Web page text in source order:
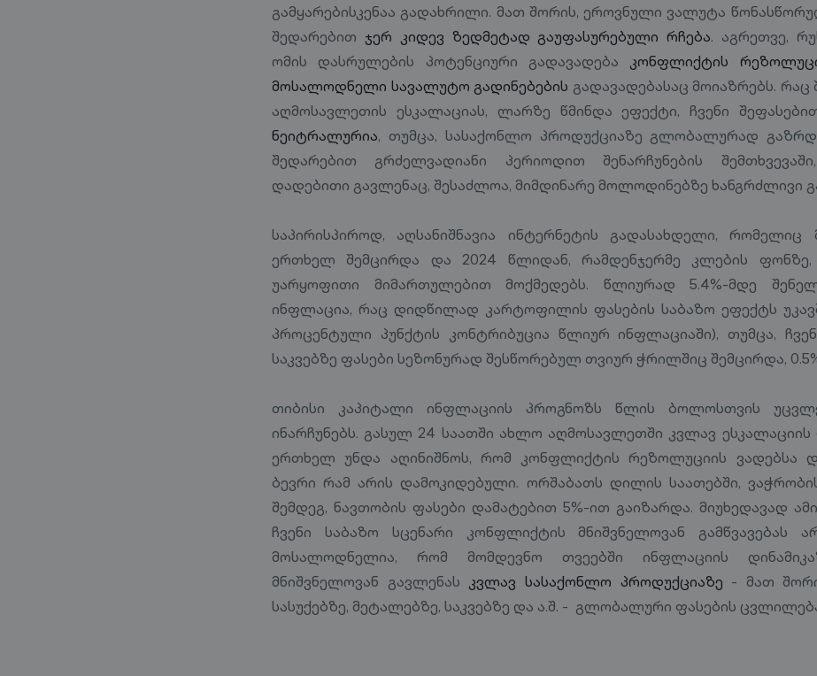
გამყარებისკენაა გადახრილი. მათ შორის, ეროვნული ვალუტა
შედარებით ჯერ კიდევ ზედმეტად გაუფასურებული რჩება. აგრეთვე,
ომის დასრულების პოტენციური გადავადებაკონფლიქტის
მოსალოდნელი სავალუტო გადინებების გადავადებასაც მოიაზრებს. რაც
აღმოსავლეთის ესკალაციას, ლარზე წმინდა ეფექტი, ჩვენი
ნეიტრალურია, თუმცა, სასაქონლო პროდუქციაზე გლობალურად
შედარებით გრძელვადიანი პერიოდით შენარჩუნების
დადებითი გავლენაც, შესაძლოა, მიმდინარე მოლოდინებზე ხანგრძლივი
საპირისპიროდ, აღსანიშნავია ინტერნეტის გადასახდელი, რომელიც
ერთხელ შემცირდა და 2024 წლიდან, რამდენჯერმე კლების ფონზე,
უარყოფითი მიმართულებით მოქმედებს. წლიურად 5.4%-მდე
ინფლაცია, რაც დიდწილად კარტოფილის ფასების საბაზო ეფექტს
პროცენტული პუნქტის კონტრიბუცია წლიურ ინფლაციაში), თუმცა,
საკვებზე ფასები სეზონურად შესწორებულ თვიურ ჭრილშიც შემცირდა,
თიბისი კაპიტალი ინფლაციის პროგნოზს წლის ბოლოსთვის
ინარჩუნებს. გასულ 24 საათში ახლო აღმოსავლეთში კვლავ ესკალაციის
ერთხელ უნდა აღინიშნოს, რომ კონფლიქტის რეზოლუციის ვადებსა
ბევრი რამ არის დამოკიდებული. ორშაბათს დილის საათებში,
შემდეგ, ნავთობის ფასები დამატებით 5%-ით გაიზარდა. მიუხედავად
ჩვენი საბაზო სცენარი კონფლიქტის მნიშვნელოვან გამწვავებას
მოსალოდნელია, რომ მომდევნო თვეებში ინფლაციის
მნიშვნელოვან გავლენასკვლავ სასაქონლო პროდუქციაზე - მათ
სასუქებზე, მეტალებზე, საკვებზე და ა.შ. - გლობალური ფასების